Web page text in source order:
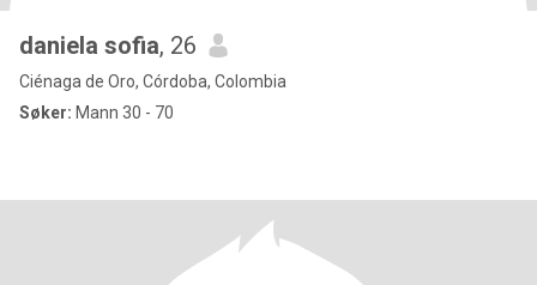
daniela sofia, 26
Ciénaga de Oro, Córdoba, Colombia
Søker: Mann 30 - 70